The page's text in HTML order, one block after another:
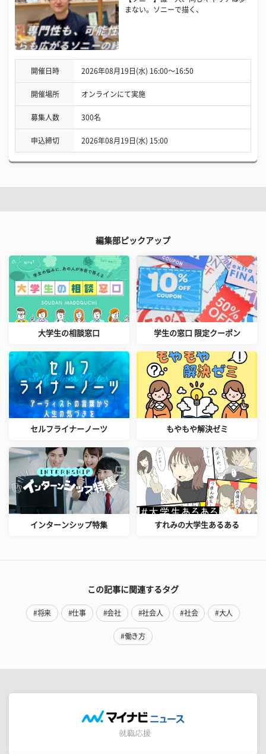
まない。ソニーで描く、
開催日時 2026年08月19日(水) 16:00〜16:50
開催場所 オンラインにて実施
募集人数 300名
申込締切 2026年08月19日(水) 15:00
編集部ピックアップ
大学生の相談窓口 学生の窓口 限定クーポン
セルフライナーノーツ もやもや解決ゼミ
インターンシップ特集 すれみの大学生あるある
この記事に関連するタグ
#将来 #仕事 #会社 #社会人 #社会 #大人
#働き方